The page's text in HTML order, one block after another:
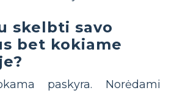
skelbti savo
bet kokiame
paskyra. Norėdami